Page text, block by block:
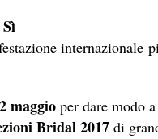
Sì
internazionale
maggio per dare modo
Bridal 2017 di